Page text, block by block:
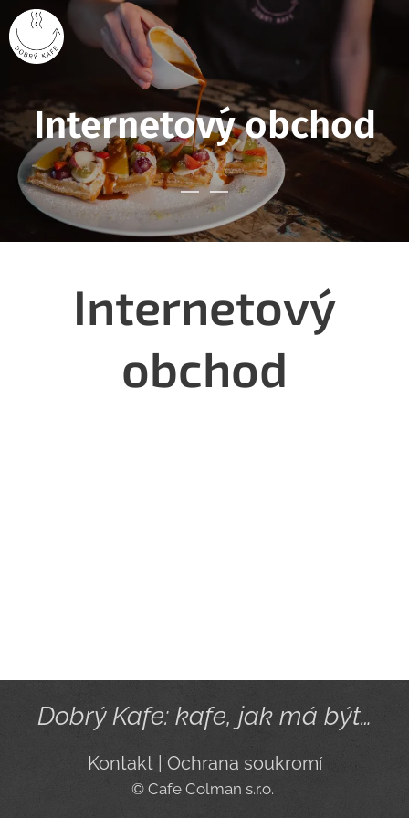
Internetový obchod
Internetový
obchod
Dobrý Kafe: kafe, jak má být…
Kontakt| Ochrana soukromí
© Cafe Colman s.r.o.